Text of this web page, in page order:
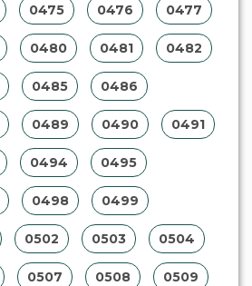
0475 0476 0477
0480 0481 0482
0485 0486
0489 0490 0491
0494 0495
0498 0499
0502 0503 0504
0507 0508 0509